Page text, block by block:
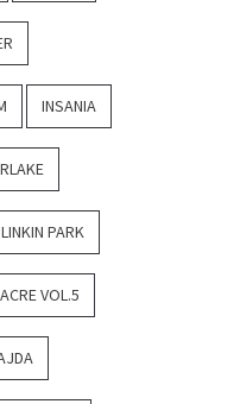
INSANIA
LINKIN PARK
VOL.5